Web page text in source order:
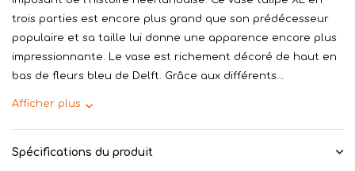
trois parties est encore plus grand que son prédécesseur
populaire et sa taille lui donne une apparence encore plus
impressionnante. Le vase est richement décoré de haut en
bas de fleurs bleu de Delft. Grâce aux différents...
Afficher plus
Spécifications du produit